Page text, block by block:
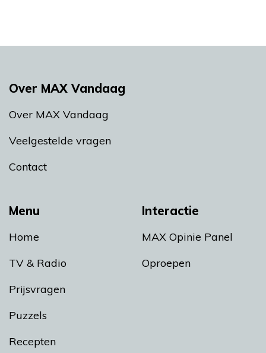
Menu
Home
TV & Radio
Prijsvragen
Puzzels
Recepten
Interactie
MAX Opinie Panel
Oproepen
Over MAX Vandaag
Over MAX Vandaag
Veelgestelde vragen
Contact